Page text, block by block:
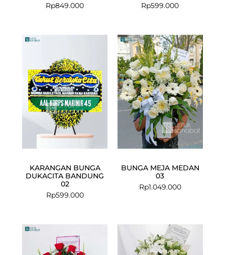
Rp849.000
Rp599.000
KARANGAN BUNGA
DUKACITA BANDUNG
02
Rp599.000
BUNGA MEJA MEDAN
03
Rp1.049.000
Original
price
was:
Current
price
is: